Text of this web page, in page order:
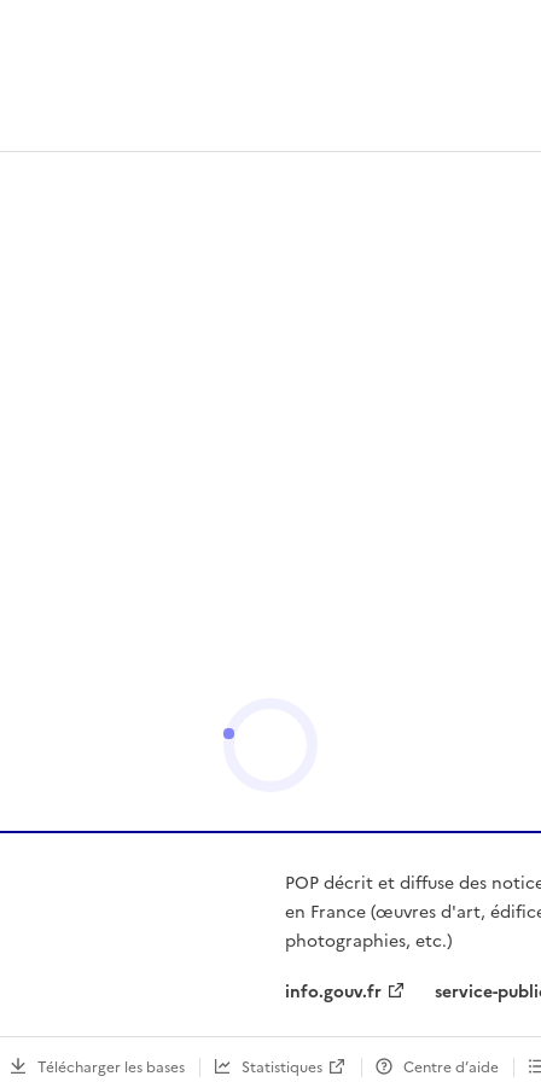
POP décrit et diffuse des
en France (œuvres d'art,
photographies, etc.)
info.gouv.fr
service-
Télécharger les bases Statistiques Centre d’aide